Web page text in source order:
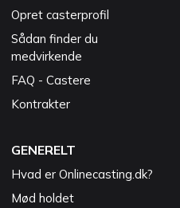
Opret casterprofil
Sådan finder du
medvirkende
FAQ - Castere
Kontrakter
GENERELT
Hvad er Onlinecasting.dk?
Mød holdet